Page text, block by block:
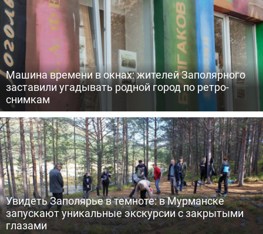
Машина времени в окнах: жителей Заполярного
заставили угадывать родной город по ретро-
снимкам
Увидеть Заполярье в темноте: в Мурманске
запускают уникальные экскурсии с закрытыми
глазами